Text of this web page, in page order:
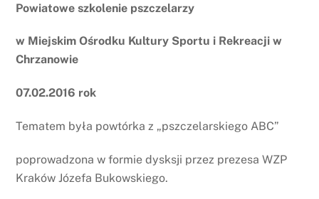
Powiatowe szkolenie pszczelarzy
w Miejskim Ośrodku Kultury Sportu i Rekreacji w
Chrzanowie
07.02.2016 rok
Tematem była powtórka z „pszczelarskiego ABC”
poprowadzona w formie dysksji przez prezesa WZP
Kraków Józefa Bukowskiego.